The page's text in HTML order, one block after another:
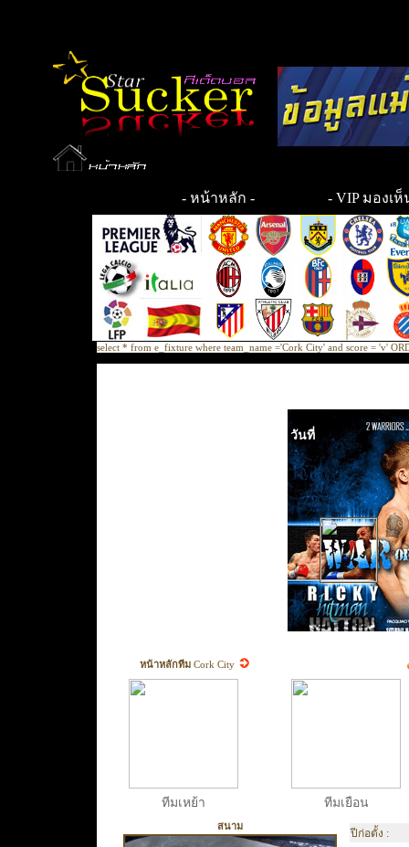
- หน้าหลัก - - VIP มองเห็
select * from e_fixture where team_name ='Cork City' and score = 'v'
วันที่
หน้าหลักทีม Cork City
ทีมเหย้า ทีมเยือน
สนาม
ปีก่อตั้ง :